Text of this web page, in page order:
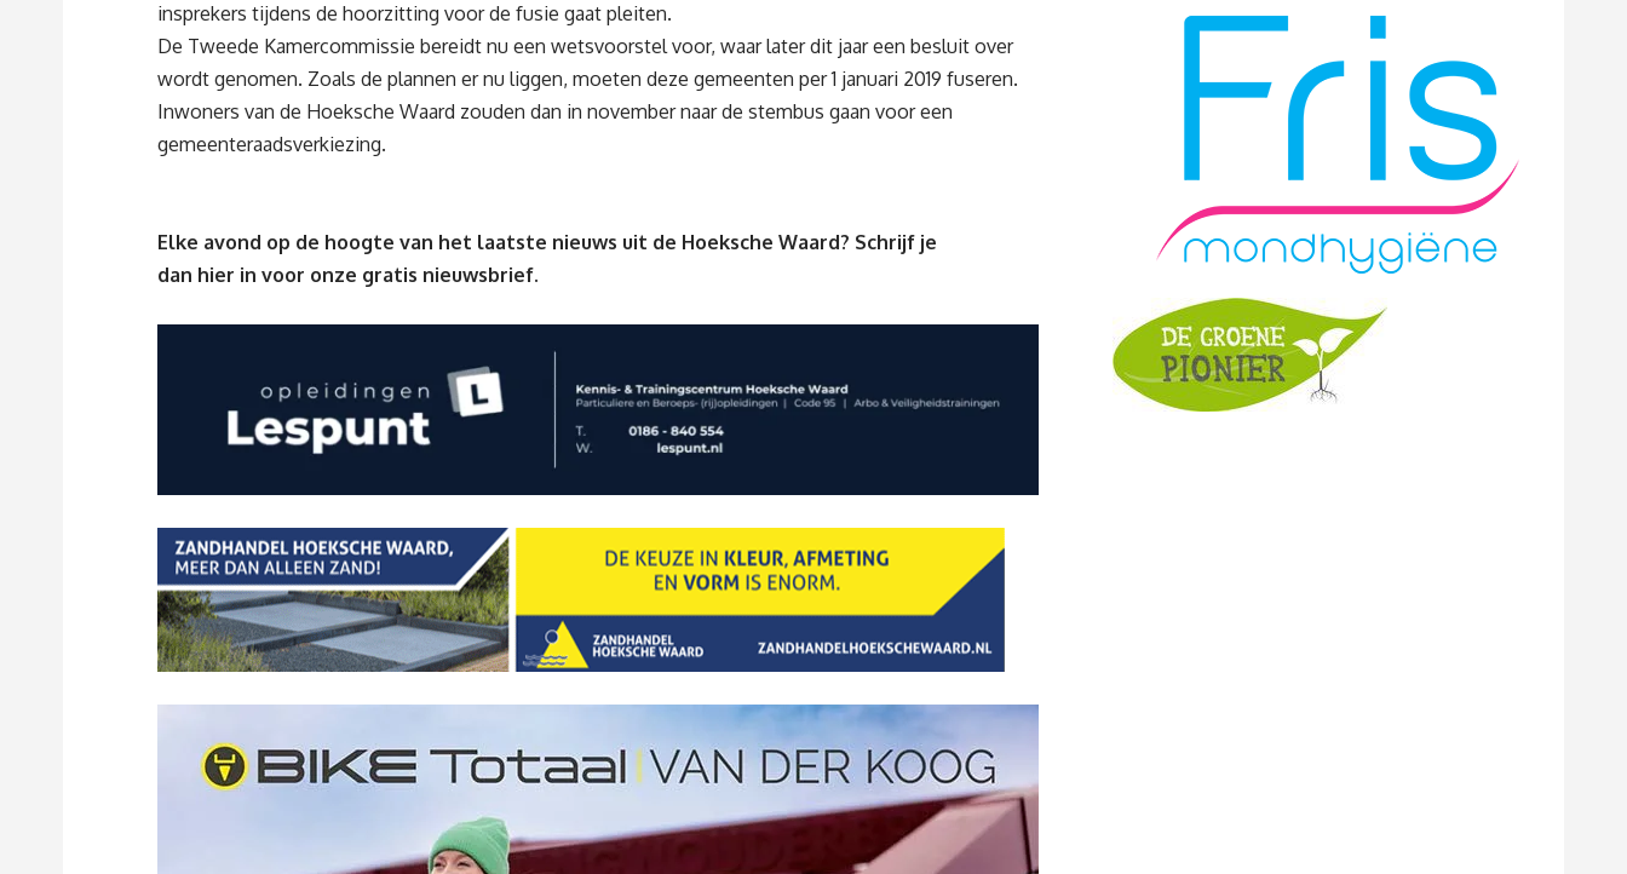
insprekers tijdens de hoorzitting voor de fusie gaat pleiten.
De Tweede Kamercommissie bereidt nu een wetsvoorstel voor, waar later dit jaar een besluit over
wordt genomen. Zoals de plannen er nu liggen, moeten deze gemeenten per 1 januari 2019 fuseren.
Inwoners van de Hoeksche Waard zouden dan in november naar de stembus gaan voor een
gemeenteraadsverkiezing.
Elke avond op de hoogte van het laatste nieuws uit de Hoeksche Waard? Schrijf je
dan hier in voor onze gratis nieuwsbrief.